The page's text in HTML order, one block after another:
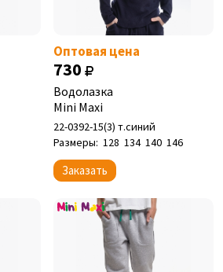
Оптовая цена
730
Водолазка
Mini Maxi
22-0392-15(3) т.синий
Размеры: 128 134 140 146
Заказать